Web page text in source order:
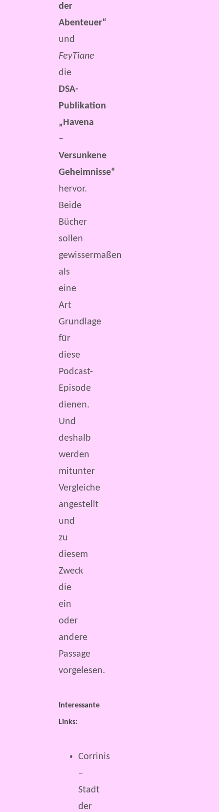
der
Abenteuer“
und
FeyTiane
die
DSA-
Publikation
„Havena
–
Versunkene
Geheimnisse“
hervor.
Beide
Bücher
sollen
gewissermaßen
als
eine
Art
Grundlage
für
diese
Podcast-
Episode
dienen.
Und
deshalb
werden
mitunter
Vergleiche
angestellt
und
zu
diesem
Zweck
die
ein
oder
andere
Passage
vorgelesen.
Interessante
Links:
Corrinis
–
Stadt
der